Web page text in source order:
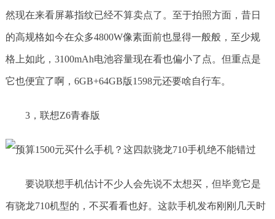
然现在来看屏幕指纹已经不算卖点了。至于拍照方面，昔日
的高规格如今在众多4800W像素面前也显得一般般，至少规
格上如此，3100mAh电池容量现在看也偏小了点。但重点是
它也便宜了啊，6GB+64GB版1598元还要啥自行车。
3，联想Z6青春版
要说联想手机估计不少人会先说不太想买，但毕竟它是
有骁龙710机型的，不买看看也好。这款手机发布刚刚几天时